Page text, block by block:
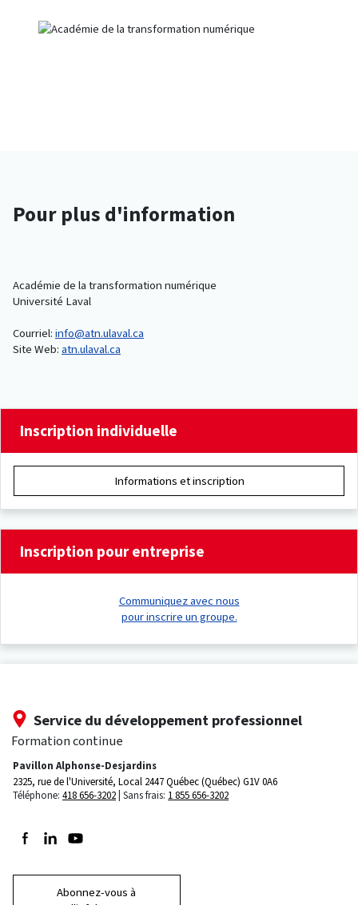
Pour plus d'information
Académie de la transformation numérique
Université Laval
Courriel: info@atn.ulaval.ca
Site Web: atn.ulaval.ca
Inscription individuelle
Informations et inscription
Inscription pour entreprise
Communiquez avec nous
pour inscrire un groupe.
Service du développement professionnel
Formation continue
Pavillon Alphonse-Desjardins
2325, rue de l'Université, Local 2447Québec (Québec) G1V 0A6
Téléphone: 418 656-3202 Sans frais: 1 855 656-3202
Suivez-nous sur Facebook
Suivez-nous sur LinkedIn
Suivez-nous sur Youtube
Abonnez-vous à